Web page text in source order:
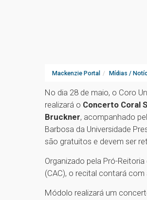
Mackenzie Portal Mídias /
No dia 28 de maio, o Coro
realizará o Concerto Coral
Bruckner, acompanhado
Barbosa da Universidade
são gratuitos e devem ser
Organizado pela Pró-
(CAC), o recital contará
Módolo realizará um